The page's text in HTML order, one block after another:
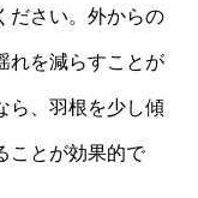
ださい。外からの
れを減らすことが
ら、羽根を少し傾
ことが効果的で